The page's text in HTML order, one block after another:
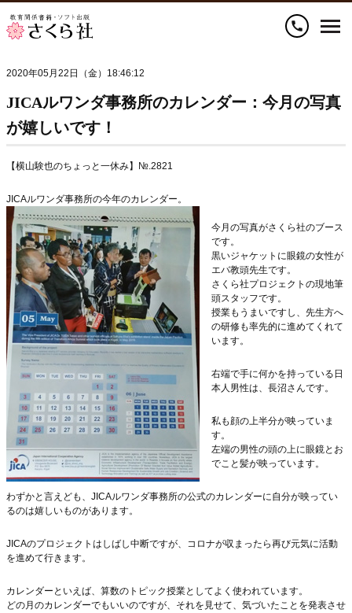
call
2020年05月22日（金）18:46:12
JICAルワンダ事務所のカレンダー：今月の写真
が嬉しいです！
【横山験也のちょっと一休み】№.2821
JICAルワンダ事務所の今年のカレンダー。
今月の写真がさくら社のブース
です。
黒いジャケットに眼鏡の女性が
エバ教頭先生です。
さくら社プロジェクトの現地筆
頭スタッフです。
授業もうまいですし、先生方へ
の研修も率先的に進めてくれて
います。
右端で手に何かを持っている日
本人男性は、長沼さんです。
私も顔の上半分が映っていま
す。
左端の男性の頭の上に眼鏡とお
でこと髪が映っています。
わずかと言えども、JICAルワンダ事務所の公式のカレンダーに自分が映ってい
るのは嬉しいものがあります。
JICAのプロジェクトはしばし中断ですが、コロナが収まったら再び元気に活動
を進めて行きます。
カレンダーといえば、算数のトピック授業としてよく使われています。
どの月のカレンダーでもいいのですが、それを見せて、気づいたことを発表させ